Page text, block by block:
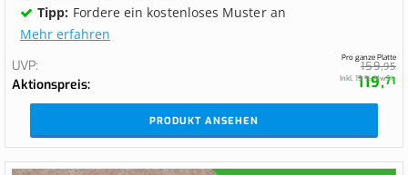
Tipp: Fordere ein kostenloses Muster an
Mehr erfahren
UVP
159,95
Aktionspreis
Pro ganze Platte
119,71
Inkl. 19 % MwSt.
PRODUKT ANSEHEN